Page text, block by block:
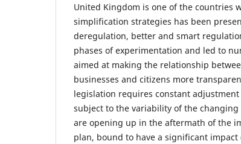
United Kingdom is one of the countries
simplification strategies has been
deregulation, better and smart
phases of experimentation and led to
aimed at making the relationship
businesses and citizens more
legislation requires constant
subject to the variability of the
are opening up in the aftermath of the
plan, bound to have a significant impact